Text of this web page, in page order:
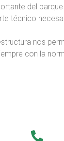
del
técnico
nos
con la